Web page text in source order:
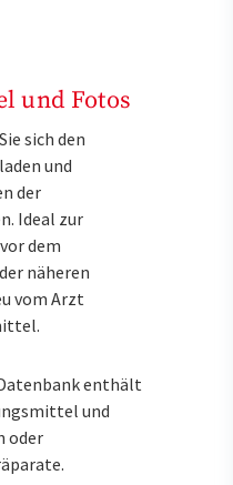
und Fotos
sich den
und
der
Ideal zur
dem
näheren
vom Arzt
enthält
und
oder